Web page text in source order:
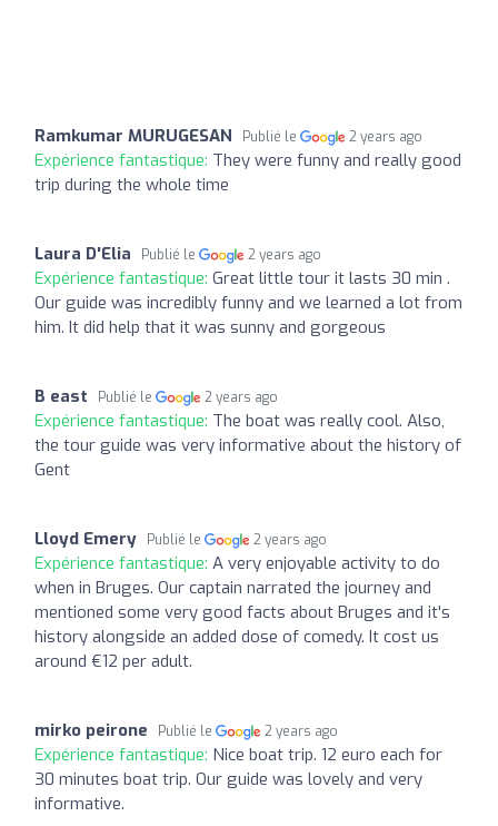
Ramkumar MURUGESAN Publié le 2 years ago
Expérience fantastique: They were funny and really good
trip during the whole time
Laura D'Elia Publié le 2 years ago
Expérience fantastique: Great little tour it lasts 30 min .
Our guide was incredibly funny and we learned a lot from
him. It did help that it was sunny and gorgeous
B east Publié le 2 years ago
Expérience fantastique: The boat was really cool. Also,
the tour guide was very informative about the history of
Gent
Lloyd Emery Publié le 2 years ago
Expérience fantastique: A very enjoyable activity to do
when in Bruges. Our captain narrated the journey and
mentioned some very good facts about Bruges and it's
history alongside an added dose of comedy. It cost us
around €12 per adult.
mirko peirone Publié le 2 years ago
Expérience fantastique: Nice boat trip. 12 euro each for
30 minutes boat trip. Our guide was lovely and very
informative.